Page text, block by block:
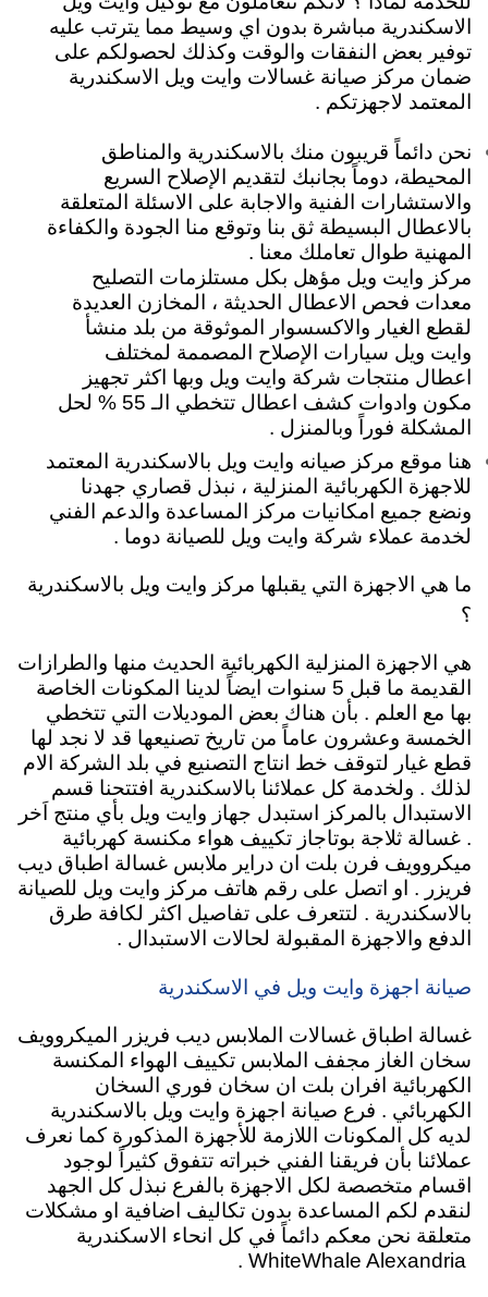
الاسكندرية مباشرة بدون اي وسيط مما يترتب عليه
توفير بعض النفقات والوقت وكذلك لحصولكم على
ضمان مركز صيانة غسالات وايت ويل الاسكندرية
المعتمد لاجهزتكم .
نحن دائماً قريبون منك بالاسكندرية والمناطق
المحيطة، دوماً بجانبك لتقديم الإصلاح السريع
والاستشارات الفنية والاجابة على الاسئلة المتعلقة
بالاعطال البسيطة ثق بنا وتوقع منا الجودة والكفاءة
المهنية طوال تعاملك معنا .
مركز وايت ويل مؤهل بكل مستلزمات التصليح
معدات فحص الاعطال الحديثة ، المخازن العديدة
لقطع الغيار والاكسسوار الموثوقة من بلد منشأ
وايت ويل سيارات الإصلاح المصممة لمختلف
اعطال منتجات شركة وايت ويل وبها اكثر تجهيز
مكون وادوات كشف اعطال تتخطي الـ 55 % لحل
المشكلة فوراً وبالمنزل .
هنا موقع مركز صيانه وايت ويل بالاسكندرية المعتمد
للاجهزة الكهربائية المنزلية ، نبذل قصاري جهدنا
ونضع جميع امكانيات مركز المساعدة والدعم الفني
لخدمة عملاء شركة وايت ويل للصيانة دوما .
ما هي الاجهزة التي يقبلها مركز وايت ويل بالاسكندرية
؟
هي الاجهزة المنزلية الكهربائية الحديث منها والطرازات
القديمة ما قبل 5 سنوات ايضاً لدينا المكونات الخاصة
بها مع العلم . بأن هناك بعض الموديلات التي تتخطي
الخمسة وعشرون عاماً من تاريخ تصنيعها قد لا نجد لها
قطع غيار لتوقف خط انتاج التصنيع في بلد الشركة الام
لذلك . ولخدمة كل عملائنا بالاسكندرية افتتحنا قسم
الاستبدال بالمركز استبدل جهاز وايت ويل بأي منتج اَخر
. غسالة ثلاجة بوتاجاز تكييف هواء مكنسة كهربائية
ميكروويف فرن بلت ان دراير ملابس غسالة اطباق ديب
فريزر . او اتصل على رقم هاتف مركز وايت ويل للصيانة
بالاسكندرية . لتتعرف على تفاصيل اكثر لكافة طرق
الدفع والاجهزة المقبولة لحالات الاستبدال .
صيانة اجهزة وايت ويل في الاسكندرية
غسالة اطباق غسالات الملابس ديب فريزر الميكروويف
سخان الغاز مجفف الملابس تكييف الهواء المكنسة
الكهربائية افران بلت ان سخان فوري السخان
الكهربائي . فرع صيانة اجهزة وايت ويل بالاسكندرية
لديه كل المكونات اللازمة للأجهزة المذكورة كما نعرف
عملائنا بأن فريقنا الفني خبراته تتفوق كثيراً لوجود
اقسام متخصصة لكل الاجهزة بالفرع نبذل كل الجهد
لنقدم لكم المساعدة بدون تكاليف اضافية او مشكلات
متعلقة نحن معكم دائماً في كل انحاء الاسكندرية